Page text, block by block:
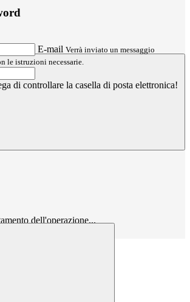
E-mail Verrà inviato un messaggio
le istruzioni necessarie.
di controllare la casella di posta elettronica!
dell'operazione...